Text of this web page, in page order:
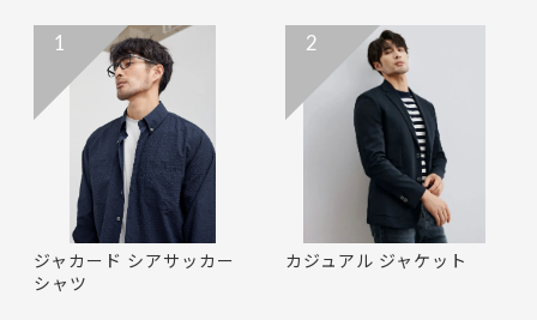
ジャカード シアサッカー
シャツ
1
カジュアル ジャケット
2